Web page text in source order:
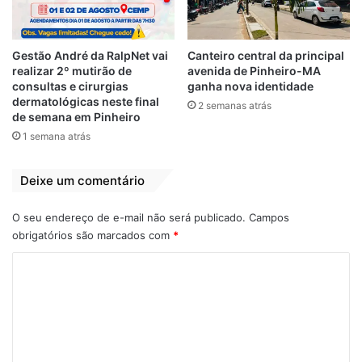
“Desde o primeiro momento do meu
mandato, eu tive a responsabilidade de
levantar essa bandeira e as questões que
envolvem o transporte aquaviário por
ferryboat. E o apoio do presidente da
Assembleia, Othelino Neto, e dos demais
deputados tem contribuído
nobre visando ao bem-estar da população
parlamentar, que é usuária frequente do
serviço de ferryboat.
Gestão André da RalpNet vai
realizar 2º mutirão de
consultas e cirurgias
dermatológicas neste final
de semana em Pinheiro
1 semana atrás
Canteiro central da principal
avenida de Pinheiro-MA
ganha nova identidade
2 semanas atrás
Deixe um comentário
O seu endereço de e-mail não será publicado. Campos
obrigatórios são marcados com *